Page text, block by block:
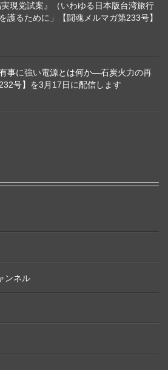
実現党試案』（いわゆる日本版台湾旅行
るために」【闘魂メルマガ第233号】
事に強い電源とは何か―石炭火力の再
号】を3月17日に配信します
ンネル